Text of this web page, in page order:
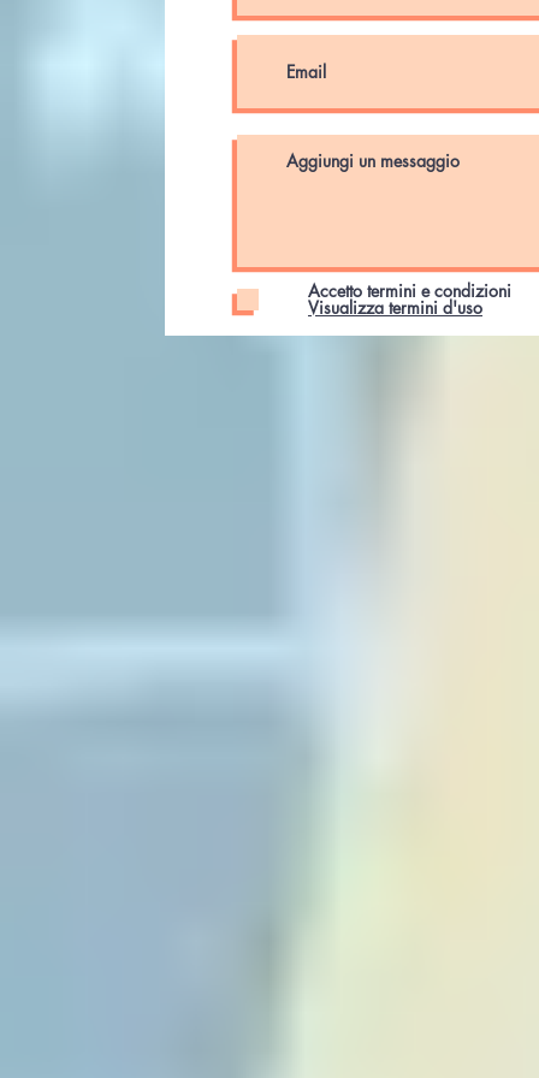
Accetto termini e condizioni
Visualizza termini d'uso